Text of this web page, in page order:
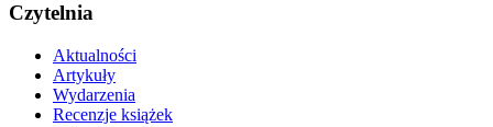
Czytelnia
Aktualności
Artykuły
Wydarzenia
Recenzje książek